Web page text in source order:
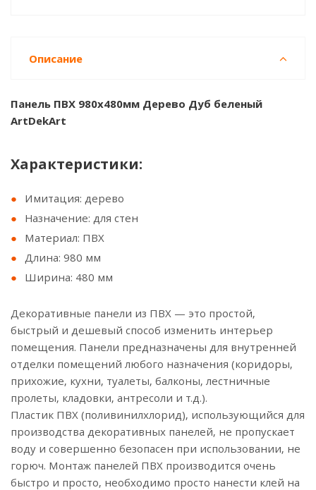
Описание
Панель ПВХ 980х480мм Дерево Дуб беленый
ArtDekArt
Характеристики:
Имитация: дерево
Назначение: для стен
Материал: ПВХ
Длина: 980 мм
Ширина: 480 мм
Декоративные панели из ПВХ — это простой,
быстрый и дешевый способ изменить интерьер
помещения. Панели предназначены для внутренней
отделки помещений любого назначения (коридоры,
прихожие, кухни, туалеты, балконы, лестничные
пролеты, кладовки, антресоли и т.д.).
Пластик ПВХ (поливинилхлорид), использующийся для
производства декоративных панелей, не пропускает
воду и совершенно безопасен при использовании, не
горюч. Монтаж панелей ПВХ производится очень
быстро и просто, необходимо просто нанести клей на